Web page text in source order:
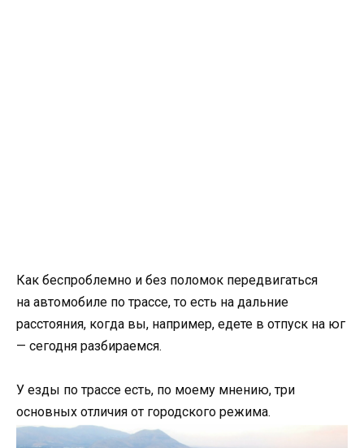
Как беспроблемно и без поломок передвигаться
на автомобиле по трассе, то есть на дальние
расстояния, когда вы, например, едете в отпуск на юг
— сегодня разбираемся.
У езды по трассе есть, по моему мнению, три
основных отличия от городского режима.